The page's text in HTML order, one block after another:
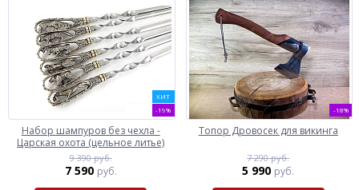
ХИТ
-19%
Набор шампуров без чехла -
Царская охота (цельное литье)
9 390 руб.
7 590 руб.
-18%
Топор Дровосек для викинга
7 290 руб.
5 990 руб.